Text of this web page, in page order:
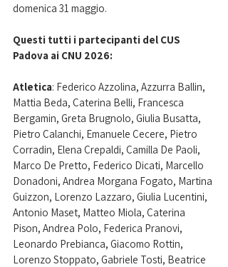
domenica 31 maggio.
Questi tutti i partecipanti del CUS
Padova ai CNU 2026:
Atletica: Federico Azzolina, Azzurra Ballin,
Mattia Beda, Caterina Belli, Francesca
Bergamin, Greta Brugnolo, Giulia Busatta,
Pietro Calanchi, Emanuele Cecere, Pietro
Corradin, Elena Crepaldi, Camilla De Paoli,
Marco De Pretto, Federico Dicati, Marcello
Donadoni, Andrea Morgana Fogato, Martina
Guizzon, Lorenzo Lazzaro, Giulia Lucentini,
Antonio Maset, Matteo Miola, Caterina
Pison, Andrea Polo, Federica Pranovi,
Leonardo Prebianca, Giacomo Rottin,
Lorenzo Stoppato, Gabriele Tosti, Beatrice